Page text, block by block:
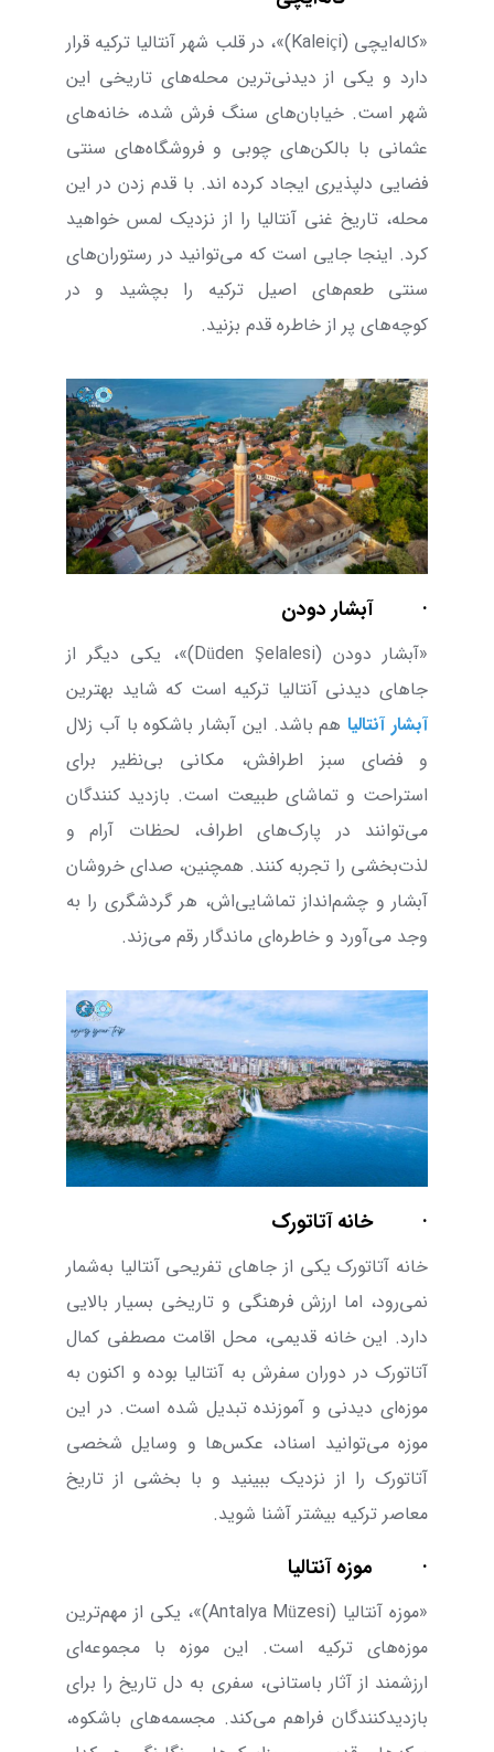
«کاله‌ایچی (Kaleiçi)»، در قلب شهر آنتالیا ترکیه قرار
دارد و یکی از دیدنی‌ترین محله‌های تاریخی این
شهر است. خیابان‌های سنگ فرش شده، خانه‌های
عثمانی با بالکن‌های چوبی و فروشگاه‌های سنتی
فضایی دلپذیری ایجاد کرده اند. با قدم زدن در این
محله، تاریخ غنی آنتالیا را از نزدیک لمس خواهید
کرد. اینجا جایی است که می‌‌توانید در رستوران‌های
سنتی طعم‌های اصیل ترکیه را بچشید و در
کوچه‌های پر از خاطره قدم بزنید.
· آبشار دودن
«آبشار دودن (Düden Şelalesi)»، یکی دیگر از
جاهای دیدنی آنتالیا ترکیه است که شاید بهترین
آبشار آنتالیاهم باشد. این آبشار باشکوه با آب زلال
و فضای سبز اطرافش، مکانی بی‌نظیر برای
استراحت و تماشای طبیعت است. بازدید کنندگان
می‌توانند در پارک‌های اطراف، لحظات آرام و
لذت‌بخشی را تجربه کنند. همچنین، صدای خروشان
آبشار و چشم‌انداز تماشایی‌اش، هر گردشگری را به
وجد می‌‌آورد و خاطره‌ای ماندگار رقم می‌زند.
· خانه آتاتورک
خانه‌ آتاتورک یکی از جاهای تفریحی آنتالیا به‌شمار
نمی‌رود، اما ارزش فرهنگی و تاریخی بسیار بالایی
دارد. این خانه‌ قدیمی، محل اقامت مصطفی کمال
آتاتورک در دوران سفرش به آنتالیا بوده و اکنون به
موزه‌ای دیدنی و آموزنده تبدیل شده است. در این
موزه می‌توانید اسناد، عکس‌ها و وسایل شخصی
آتاتورک را از نزدیک ببینید و با بخشی از تاریخ
معاصر ترکیه بیشتر آشنا شوید.
· موزه آنتالیا
«موزه آنتالیا (Antalya Müzesi)»، یکی از مهم‌‌ترین
موزه‌‌های ترکیه است. این موزه با مجموعه‌ای
ارزشمند از آثار باستانی، سفری به دل تاریخ را برای
بازدیدکنندگان فراهم می‌‌کند. مجسمه‌های باشکوه،